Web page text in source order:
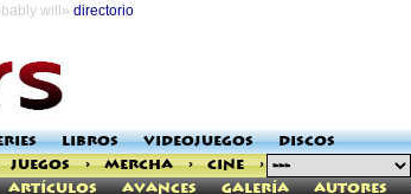
will» directorio
LIBROS VIDEOJUEGOS
DISCOS
JUEGOS > MERCHA > CINE >
Artículos Avances Galería Autores